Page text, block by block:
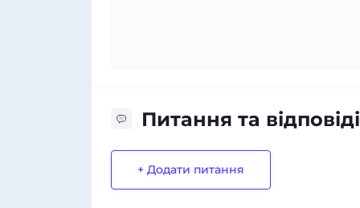
Питання та відповіді
+ Додати питання